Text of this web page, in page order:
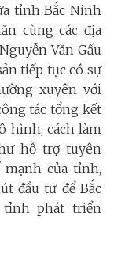
tỉnh Bắc Ninh
cùng các địa
Văn Gấu
tiếp tục có sự
xuyên với
tác tổng kết
hình, cách làm
hỗ trợ tuyên
mạnh của tỉnh,
đầu tư để Bắc
phát triển